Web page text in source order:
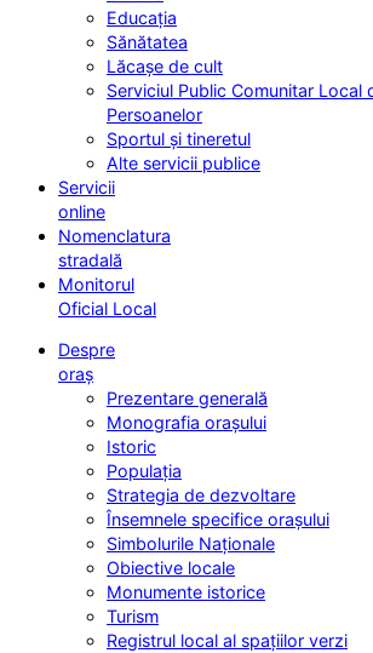
Educația
Sănătatea
Lăcașe de cult
Serviciul Public Comunitar Local
Persoanelor
Sportul și tineretul
Alte servicii publice
Servicii
online
Nomenclatura
stradală
Monitorul
Oficial Local
Despre
oraș
Prezentare generală
Monografia orașului
Istoric
Populația
Strategia de dezvoltare
Însemnele specifice orașului
Simbolurile Naționale
Obiective locale
Monumente istorice
Turism
Registrul local al spațiilor verzi